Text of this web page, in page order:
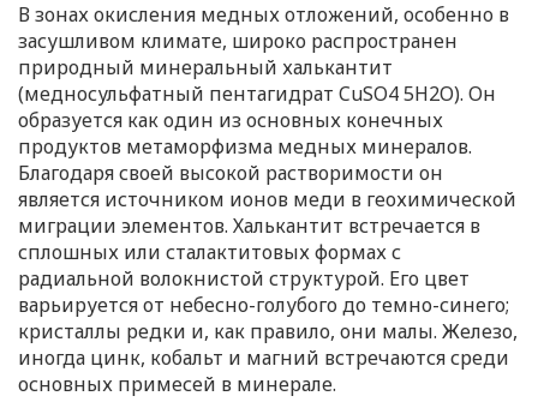
В зонах окисления медных отложений, особенно в
засушливом климате, широко распространен
природный минеральный халькантит
(медносульфатный пентагидрат CuSO4 5H2O). Он
образуется как один из основных конечных
продуктов метаморфизма медных минералов.
Благодаря своей высокой растворимости он
является источником ионов меди в геохимической
миграции элементов. Халькантит встречается в
сплошных или сталактитовых формах с
радиальной волокнистой структурой. Его цвет
варьируется от небесно-голубого до темно-синего;
кристаллы редки и, как правило, они малы. Железо,
иногда цинк, кобальт и магний встречаются среди
основных примесей в минерале.